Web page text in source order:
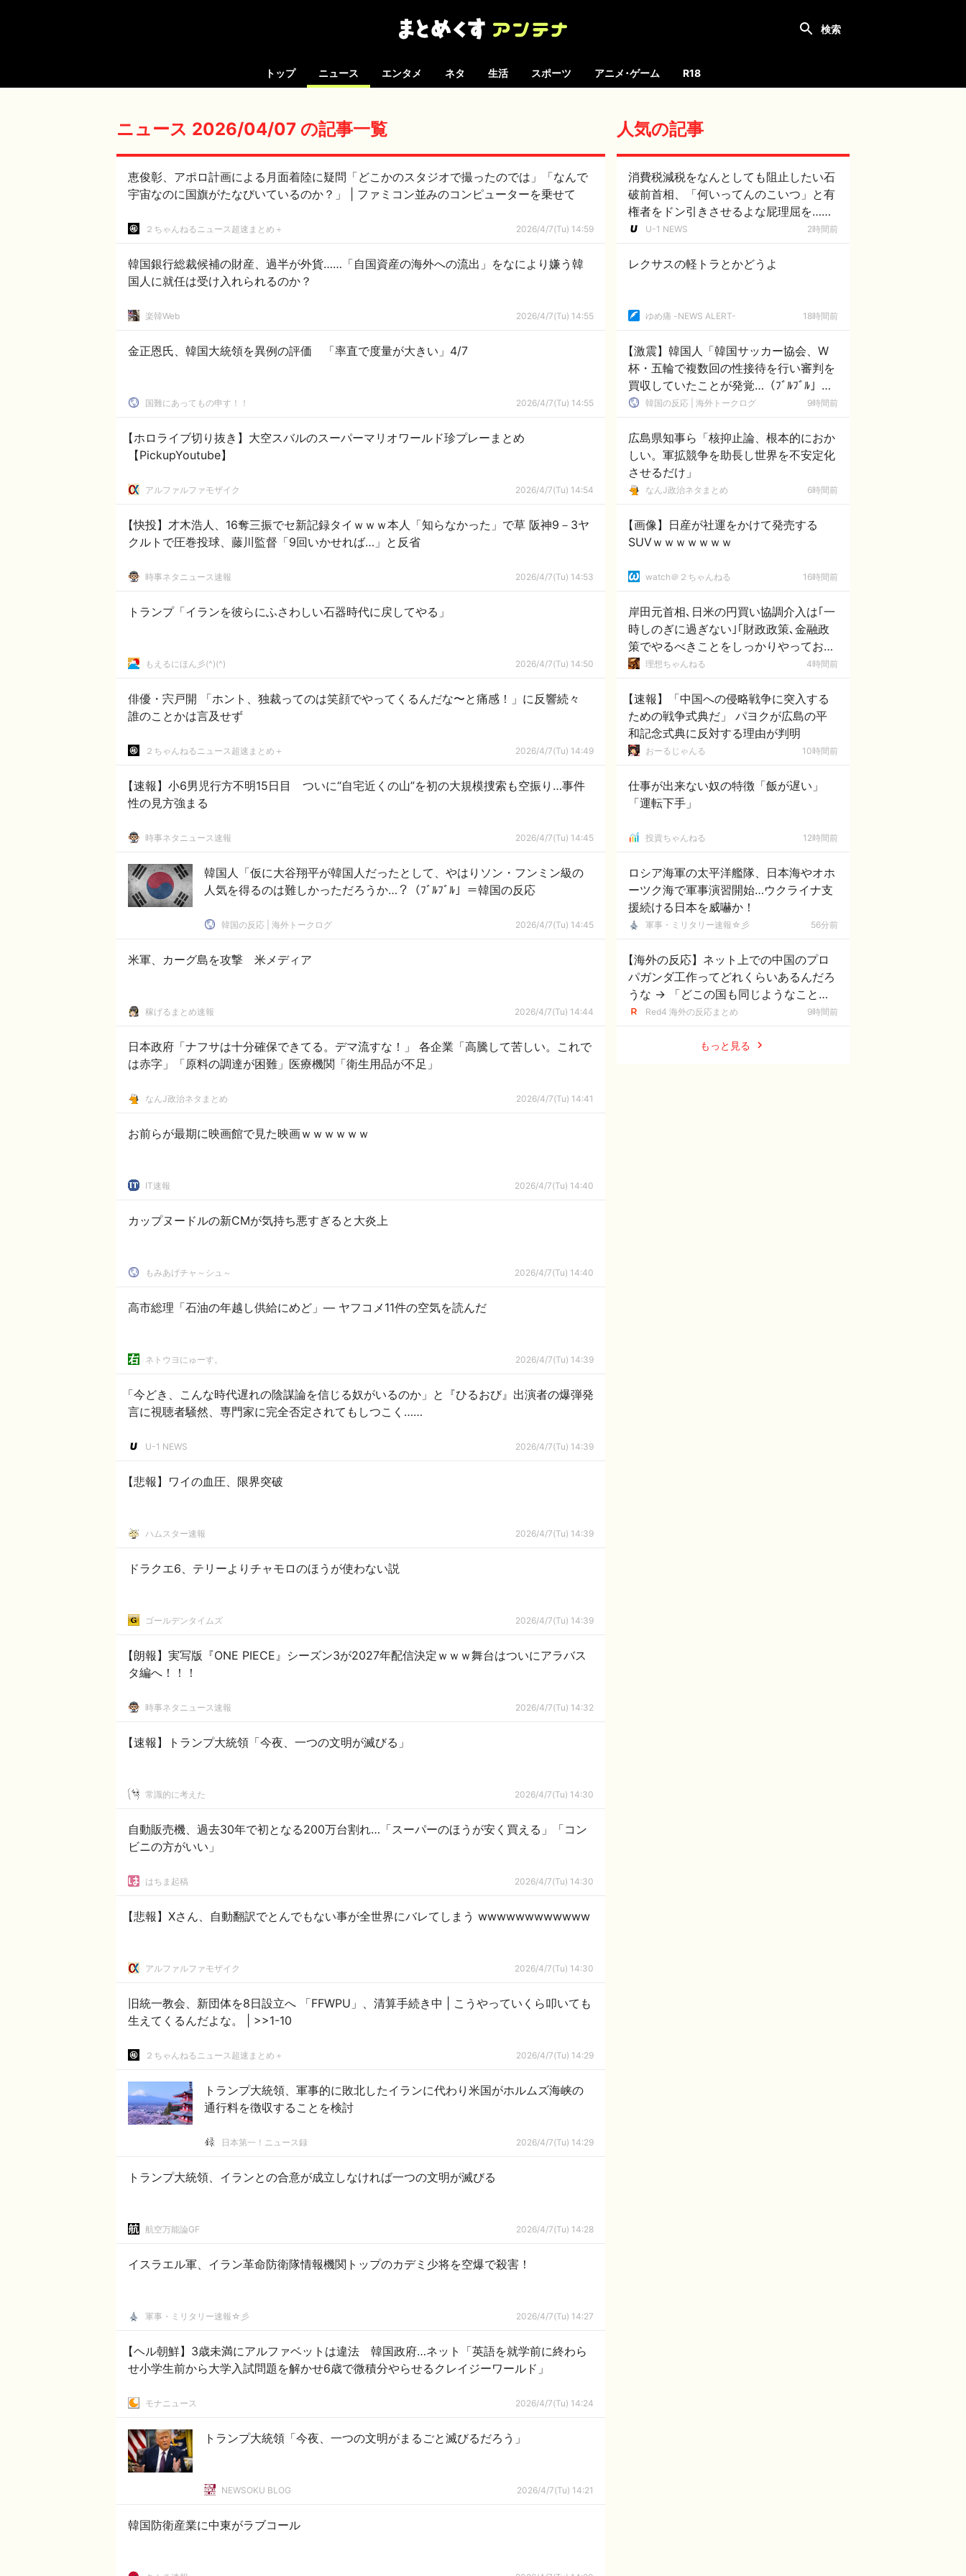
トップ ニュース エンタメ ネタ 生活 スポーツ アニメ･ゲーム R18
ニュース 2026/04/07 の記事一覧
恵俊彰、アポロ計画による月面着陸に疑問「どこかのスタジオで撮ったのでは」「なんで
宇宙なのに国旗がたなびいているのか？」 | ファミコン並みのコンピューターを乗せて
２ちゃんねるニュース超速まとめ＋ 2026/4/7(Tu) 14:59
韓国銀行総裁候補の財産、過半が外貨……「自国資産の海外への流出」をなにより嫌う韓
国人に就任は受け入れられるのか？
楽韓Web 2026/4/7(Tu) 14:55
金正恩氏、韓国大統領を異例の評価 「率直で度量が大きい」4/7
国難にあってもの申す！！ 2026/4/7(Tu) 14:55
【ホロライブ切り抜き】大空スバルのスーパーマリオワールド珍プレーまとめ
【PickupYoutube】
アルファルファモザイク 2026/4/7(Tu) 14:54
【快投】才木浩人、16奪三振でセ新記録タイｗｗｗ本人「知らなかった」で草 阪神9－3ヤ
クルトで圧巻投球、藤川監督「9回いかせれば…」と反省
時事ネタニュース速報 2026/4/7(Tu) 14:53
トランプ「イランを彼らにふさわしい石器時代に戻してやる」
もえるにほん彡(^)(^) 2026/4/7(Tu) 14:50
俳優・宍戸開 「ホント、独裁ってのは笑顔でやってくるんだな〜と痛感！」に反響続々
誰のことかは言及せず
２ちゃんねるニュース超速まとめ＋ 2026/4/7(Tu) 14:49
【速報】小6男児行方不明15日目 ついに“自宅近くの山”を初の大規模捜索も空振り…事件
性の見方強まる
時事ネタニュース速報 2026/4/7(Tu) 14:45
韓国人「仮に大谷翔平が韓国人だったとして、やはりソン・フンミン級の
人気を得るのは難しかっただろうか…？（ﾌﾞﾙﾌﾞﾙ」＝韓国の反応
韓国の反応 | 海外トークログ 2026/4/7(Tu) 14:45
米軍、カーグ島を攻撃 米メディア
稼げるまとめ速報 2026/4/7(Tu) 14:44
日本政府「ナフサは十分確保できてる。デマ流すな！」 各企業「高騰して苦しい。これで
は赤字」「原料の調達が困難」医療機関「衛生用品が不足」
なんJ政治ネタまとめ 2026/4/7(Tu) 14:41
お前らが最期に映画館で見た映画ｗｗｗｗｗｗ
IT速報 2026/4/7(Tu) 14:40
カップヌードルの新CMが気持ち悪すぎると大炎上
もみあげチャ～シュ～ 2026/4/7(Tu) 14:40
高市総理「石油の年越し供給にめど」— ヤフコメ11件の空気を読んだ
ネトウヨにゅーす。 2026/4/7(Tu) 14:39
「今どき、こんな時代遅れの陰謀論を信じる奴がいるのか」と『ひるおび』出演者の爆弾発
言に視聴者騒然、専門家に完全否定されてもしつこく……
U-1 NEWS 2026/4/7(Tu) 14:39
【悲報】ワイの血圧、限界突破
ハムスター速報 2026/4/7(Tu) 14:39
ドラクエ6、テリーよりチャモロのほうが使わない説
ゴールデンタイムズ 2026/4/7(Tu) 14:39
【朗報】実写版『ONE PIECE』シーズン3が2027年配信決定ｗｗｗ舞台はついにアラバス
タ編へ！！！
時事ネタニュース速報 2026/4/7(Tu) 14:32
【速報】トランプ大統領「今夜、一つの文明が滅びる」
常識的に考えた 2026/4/7(Tu) 14:30
自動販売機、過去30年で初となる200万台割れ…「スーパーのほうが安く買える」「コン
ビニの方がいい」
はちま起稿 2026/4/7(Tu) 14:30
【悲報】Xさん、自動翻訳でとんでもない事が全世界にバレてしまう wwwwwwwwwwww
アルファルファモザイク 2026/4/7(Tu) 14:30
旧統一教会、新団体を8日設立へ 「FFWPU」、清算手続き中 | こうやっていくら叩いても
生えてくるんだよな。 | >>1-10
２ちゃんねるニュース超速まとめ＋ 2026/4/7(Tu) 14:29
トランプ大統領、軍事的に敗北したイランに代わり米国がホルムズ海峡の
通行料を徴収することを検討
日本第一！ニュース録 2026/4/7(Tu) 14:29
トランプ大統領、イランとの合意が成立しなければ一つの文明が滅びる
航空万能論GF 2026/4/7(Tu) 14:28
イスラエル軍、イラン革命防衛隊情報機関トップのカデミ少将を空爆で殺害！
軍事・ミリタリー速報☆彡 2026/4/7(Tu) 14:27
【ヘル朝鮮】3歳未満にアルファベットは違法 韓国政府…ネット「英語を就学前に終わら
せ小学生前から大学入試問題を解かせ6歳で微積分やらせるクレイジーワールド」
モナニュース 2026/4/7(Tu) 14:24
トランプ大統領「今夜、一つの文明がまるごと滅びるだろう」
NEWSOKU BLOG 2026/4/7(Tu) 14:21
韓国防衛産業に中東がラブコール
人気の記事
消費税減税をなんとしても阻止したい石
破前首相、「何いってんのこいつ」と有
権者をドン引きさせるよな屁理屈を……
U-1 NEWS 2時間前
レクサスの軽トラとかどうよ
ゆめ痛 -NEWS ALERT- 18時間前
【激震】韓国人「韓国サッカー協会、W
杯・五輪で複数回の性接待を行い審判を
買収していたことが発覚…（ﾌﾞﾙﾌﾞﾙ」＝
韓国の反応
韓国の反応 | 海外トークログ 9時間前
広島県知事ら「核抑止論、根本的におか
しい。軍拡競争を助長し世界を不安定化
させるだけ」
なんJ政治ネタまとめ 6時間前
【画像】日産が社運をかけて発売する
SUVｗｗｗｗｗｗｗ
watch＠２ちゃんねる 16時間前
岸田元首相､日米の円買い協調介入は｢一
時しのぎに過ぎない｣｢財政政策､金融政
策でやるべきことをしっかりやっておく
ことが大事｣
理想ちゃんねる 4時間前
【速報】「中国への侵略戦争に突入する
ための戦争式典だ」 パヨクが広島の平
和記念式典に反対する理由が判明
おーるじゃんる 10時間前
仕事が出来ない奴の特徴「飯が遅い」
「運転下手」
投資ちゃんねる 12時間前
ロシア海軍の太平洋艦隊、日本海やオホ
ーツク海で軍事演習開始…ウクライナ支
援続ける日本を威嚇か！
軍事・ミリタリー速報☆彡 56分前
【海外の反応】ネット上での中国のプロ
パガンダ工作ってどれくらいあるんだろ
うな → 「どこの国も同じようなことを
やってるよな」「中国に関する情報はマ
Red4 海外の反応まとめ 9時間前
もっと見る